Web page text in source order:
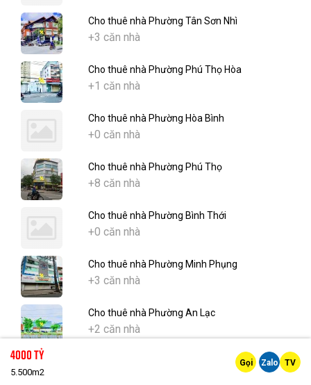
Cho thuê nhà Phường Tân Sơn Nhì
+3 căn nhà
Cho thuê nhà Phường Phú Thọ Hòa
+1 căn nhà
Cho thuê nhà Phường Hòa Bình
+0 căn nhà
Cho thuê nhà Phường Phú Thọ
+8 căn nhà
Cho thuê nhà Phường Bình Thới
+0 căn nhà
Cho thuê nhà Phường Minh Phụng
+3 căn nhà
Cho thuê nhà Phường An Lạc
+2 căn nhà
Cho thuê nhà Phường Bình Hưng Hòa
4000 Tỷ
5.500m2
Gọi Zalo TV